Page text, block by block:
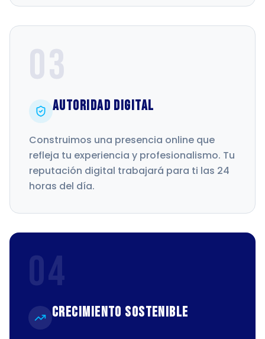
03
Autoridad Digital
Construimos una presencia online que
refleja tu experiencia y profesionalismo. Tu
reputación digital trabajará para ti las 24
horas del día.
04
Crecimiento Sostenible